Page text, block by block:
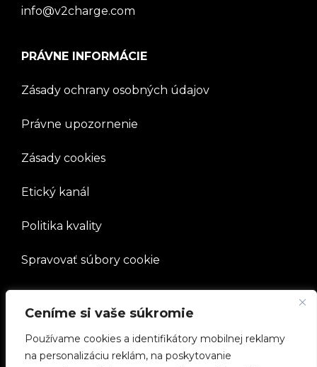
Ceníme si vaše súkromie
Používame cookies a identifikátory mobilnej reklamy
na personalizáciu reklám, na poskytovanie
info@v2charge.com
PRÁVNE INFORMÁCIE
Zásady ochrany osobných údajov
Právne upozornenie
Zásady cookies
Etický kanál
Politika kvality
Spravovať súbory cookie
SPOLOČNOSŤ
Pracovať s nami